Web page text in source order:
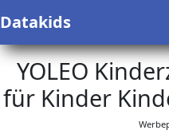
Datakids
YOLEO
für Kinder